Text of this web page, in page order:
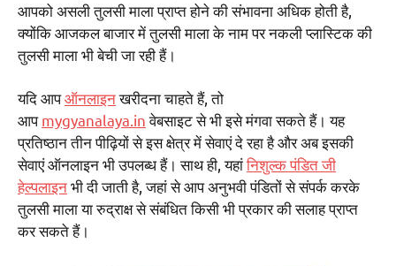
आपको असली तुलसी माला प्राप्त होने की संभावना अधिक होती है,
क्योंकि आजकल बाजार में तुलसी माला के नाम पर नकली प्लास्टिक की
तुलसी माला भी बेची जा रही हैं।
यदि आपऑनलाइनखरीदना चाहते हैं, तो
आपmygyanalaya.inवेबसाइट से भी इसे मंगवा सकते हैं। यह
प्रतिष्ठान तीन पीढ़ियों से इस क्षेत्र में सेवाएं दे रहा है और अब इसकी
सेवाएं ऑनलाइन भी उपलब्ध हैं। साथ ही, यहांनिशुल्क पंडित जी
हेल्पलाइनभी दी जाती है, जहां से आप अनुभवी पंडितों से संपर्क करके
तुलसी माला या रुद्राक्ष से संबंधित किसी भी प्रकार की सलाह प्राप्त
कर सकते हैं।